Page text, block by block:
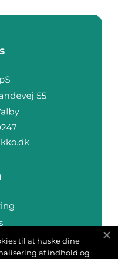
til at huske dine
af indhold og